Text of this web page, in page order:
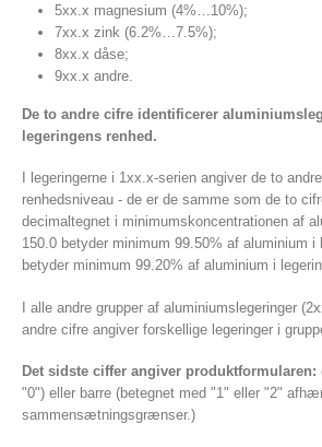
5xx.x magnesium (4%…10%);
7xx.x zink (6.2%…7.5%);
8xx.x dåse;
9xx.x andre.
De to andre cifre identificerer
legeringens renhed.
I legeringerne i 1xx.x-serien angiver de to
renhedsniveau - de er de samme som de to
decimaltegnet i minimumskoncentrationen af
150.0 betyder minimum 99.50% af aluminium i
betyder minimum 99.20% af aluminium i
I alle andre grupper af aluminiumslegeringer
andre cifre angiver forskellige legeringer i
Det sidste ciffer angiver produktformularen:
"0") eller barre (betegnet med "1" eller "2"
sammensætningsgrænser.)